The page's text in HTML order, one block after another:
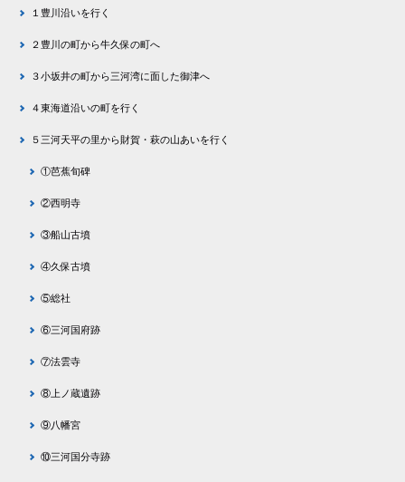
１豊川沿いを行く
２豊川の町から牛久保の町へ
３小坂井の町から三河湾に面した御津へ
４東海道沿いの町を行く
５三河天平の里から財賀・萩の山あいを行く
①芭蕉旬碑
②西明寺
③船山古墳
④久保古墳
⑤総社
⑥三河国府跡
⑦法雲寺
⑧上ノ蔵遺跡
⑨八幡宮
⑩三河国分寺跡